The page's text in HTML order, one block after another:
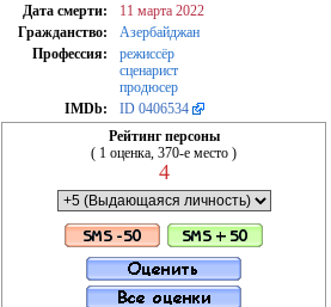
Дата смерти:
11 марта 2022
Гражданство:
Азербайджан
Профессия:
режиссёр
сценарист
продюсер
IMDb:
ID 0406534
Рейтинг персоны
( 1 оценка, 370-е место )
4